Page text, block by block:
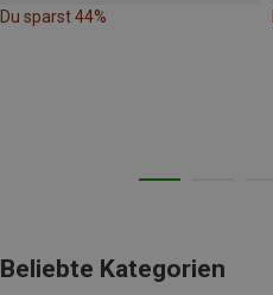
Du sparst 44%
Beliebte Kategorien